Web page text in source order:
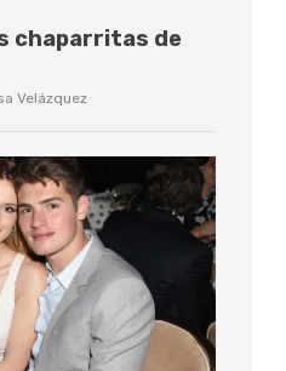
chaparritas de
Velázquez